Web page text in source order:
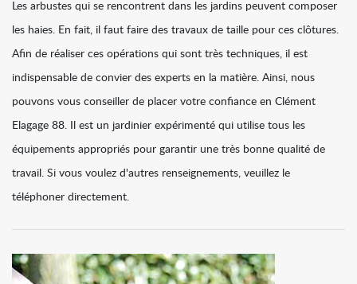
Les arbustes qui se rencontrent dans les jardins peuvent composer
les haies. En fait, il faut faire des travaux de taille pour ces clôtures.
Afin de réaliser ces opérations qui sont très techniques, il est
indispensable de convier des experts en la matière. Ainsi, nous
pouvons vous conseiller de placer votre confiance en Clément
Elagage 88. Il est un jardinier expérimenté qui utilise tous les
équipements appropriés pour garantir une très bonne qualité de
travail. Si vous voulez d'autres renseignements, veuillez le
téléphoner directement.